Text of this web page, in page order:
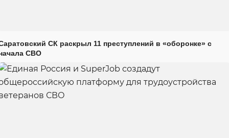
СК раскрыл 11 преступлений в «оборонке» с
СВО